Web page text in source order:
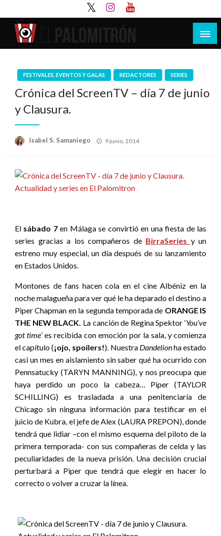
al
contenido
Tu espacio de la industria de cine española y
FESTIVALES, EVENTOS Y GALAS REDACTORES SERIES
Crónica del ScreenTV – día 7 de junio
y Clausura.
Isabel S. Samaniego
Publicado
9 junio, 2014
El sábado 7en Málaga se convirtió en una fiesta de las
series gracias a los compañeros de BirraSeries y un
estreno muy especial, un día después de su lanzamiento
en Estados Unidos.
Montones de fans hacen cola en el cine Albéniz en la
noche malagueña para ver qué le ha deparado el destino a
Piper Chapman en la segunda temporada de ORANGE IS
THE NEW BLACK. La canción de Regina Spektor ‘You’ve
got time’ es recibida con emoción por la sala, y comienza
el capítulo (¡ojo, spoilers!). Nuestra Dandelionha estado
casi un mes en aislamiento sin saber qué ha ocurrido con
Pennsatucky (TARYN MANNING), y nos preocupa que
haya perdido un poco la cabeza… Piper (TAYLOR
SCHILLING) es trasladada a una penitenciaría de
Chicago sin ninguna información para testificar en el
juicio de Kubra, el jefe de Alex (LAURA PREPON), donde
tendrá que lidiar –con el mismo esquema del piloto de la
primera temporada- con sus compañeras de celda y las
peculiaridades de la nueva prisión. Una decisión crucial
perturbará a Piper que tendrá que elegir en hacer lo
correcto o volver a cruzar la línea.